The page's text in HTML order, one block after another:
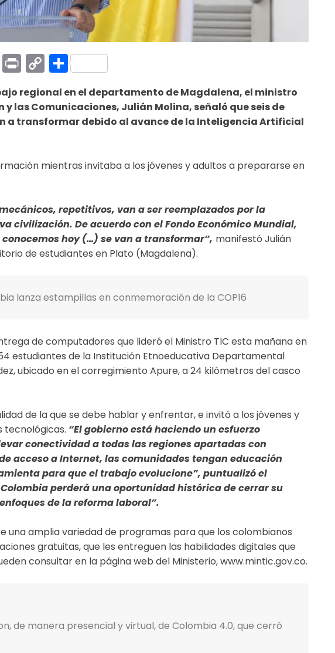
Gmail
PrintCopy
Link
Compartir
regional en el departamento de Magdalena, el ministro
las Comunicaciones, Julián Molina, señaló que seis de
a transformar debido al avance de la Inteligencia Artificial
mientras invitaba a los jóvenes y adultos a prepararse en
repetitivos, van a ser reemplazados por la
civilización. De acuerdo con el Fondo Económico Mundial,
conocemos hoy (…) se van a transformar”, manifestó Julián
de estudiantes en Plato (Magdalena).
lanza estampillas en conmemoración de la COP16
de computadores que lideró el Ministro TIC esta mañana en
estudiantes de la Institución Etnoeducativa Departamental
ubicado en el corregimiento Apure, a 24 kilómetros del casco
de la que se debe hablar y enfrentar, e invitó a los jóvenes y
tecnológicas. “El gobierno está haciendo un esfuerzo
conectividad a todas las regiones apartadas con
acceso a Internet, las comunidades tengan educación
para que el trabajo evolucione”, puntualizó el
perderá una oportunidad histórica de cerrar su
de la reforma laboral”.
una amplia variedad de programas para que los colombianos
gratuitas, que les entreguen las habilidades digitales que
consultar en la página web del Ministerio, www.mintic.gov.co.
de manera presencial y virtual, de Colombia 4.0, que cerró